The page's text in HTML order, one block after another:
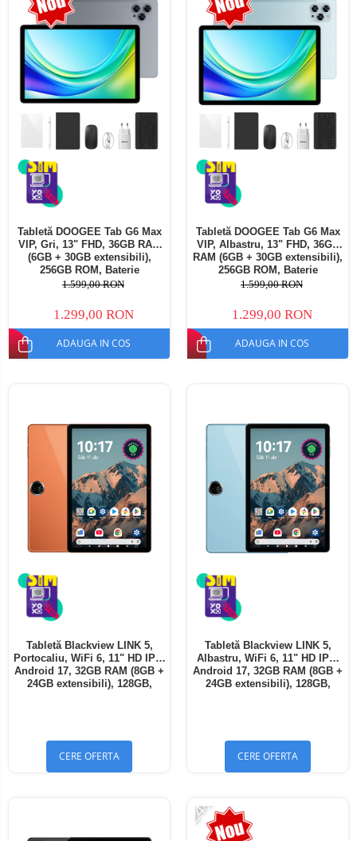
Telefoane mobile Ulefone
Telefoane mobile Unihertz
Telefoane mobile Cubot
Telefoane mobile Blackview
Telefoane mobile OSCAL
Telefoane mobile Fossibot
Telefoane mobile Lagenio
Telefoane mobile Samsung
Telefoane mobile iSEN
Telefoane mobile HUAWEI
Telefoane mobile iHunt
Telefoane mobile Xiaomi
Telefoane mobile Realme
Telefoane mobile ZTE Nubia
Tabletă DOOGEE Tab G6 Max
VIP, Gri, 13" FHD, 36GB RAM
(6GB + 30GB extensibili),
256GB ROM, Baterie
10800mAh, Android, Wi-Fi
1.599,00 RON
1.299,00 RON
ADAUGA IN COS
Tabletă DOOGEE Tab G6 Max
VIP, Albastru, 13" FHD, 36GB
RAM (6GB + 30GB extensibili),
256GB ROM, Baterie
10800mAh, Android, Wi-Fi
1.599,00 RON
1.299,00 RON
ADAUGA IN COS
Tabletă Blackview LINK 5,
Portocaliu, WiFi 6, 11" HD IPS,
Android 17, 32GB RAM (8GB +
24GB extensibili), 128GB,
CERE OFERTA
Tabletă Blackview LINK 5,
Albastru, WiFi 6, 11" HD IPS,
Android 17, 32GB RAM (8GB +
24GB extensibili), 128GB,
CERE OFERTA
-24%